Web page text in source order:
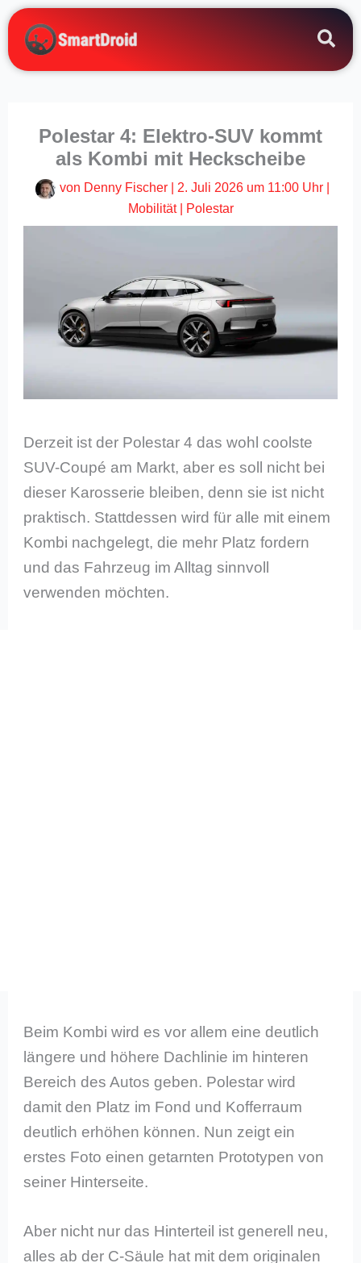
Zum
Inhalt
springen
Polestar 4: Elektro-SUV kommt
als Kombi mit Heckscheibe
von Denny Fischer 2. Juli 2026 um 11:00 Uhr
Mobilität| Polestar
Derzeit ist der Polestar 4 das wohl coolste
SUV-Coupé am Markt, aber es soll nicht bei
dieser Karosserie bleiben, denn sie ist nicht
praktisch. Stattdessen wird für alle mit einem
Kombi nachgelegt, die mehr Platz fordern
und das Fahrzeug im Alltag sinnvoll
verwenden möchten.
Beim Kombi wird es vor allem eine deutlich
längere und höhere Dachlinie im hinteren
Bereich des Autos geben. Polestar wird
damit den Platz im Fond und Kofferraum
deutlich erhöhen können. Nun zeigt ein
erstes Foto einen getarnten Prototypen von
seiner Hinterseite.
Aber nicht nur das Hinterteil ist generell neu,
alles ab der C-Säule hat mit dem originalen